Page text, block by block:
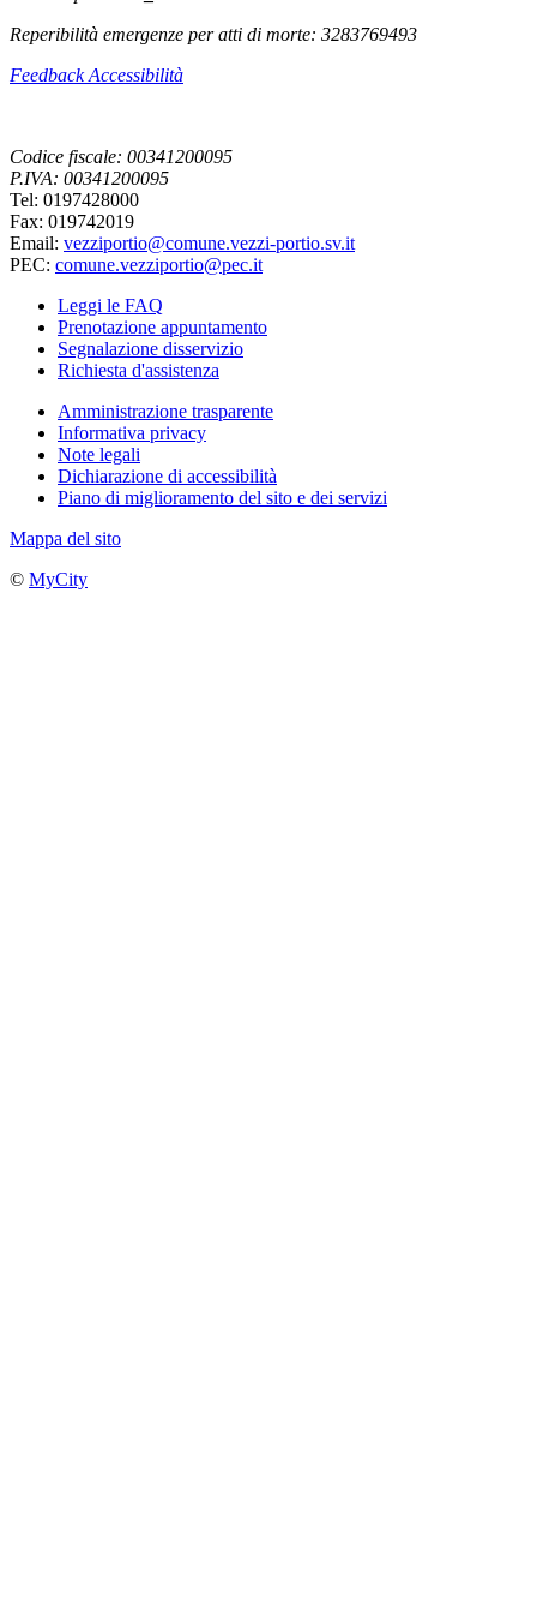
Reperibilità emergenze per atti di morte: 3283769493
Feedback Accessibilità
Codice fiscale: 00341200095
P.IVA: 00341200095
Tel: 0197428000
Fax: 019742019
Email: vezziportio@comune.vezzi-portio.sv.it
PEC: comune.vezziportio@pec.it
Leggi le FAQ
Prenotazione appuntamento
Segnalazione disservizio
Richiesta d'assistenza
Amministrazione trasparente
Informativa privacy
Note legali
Dichiarazione di accessibilità
Piano di miglioramento del sito e dei servizi
Mappa del sito
© MyCity